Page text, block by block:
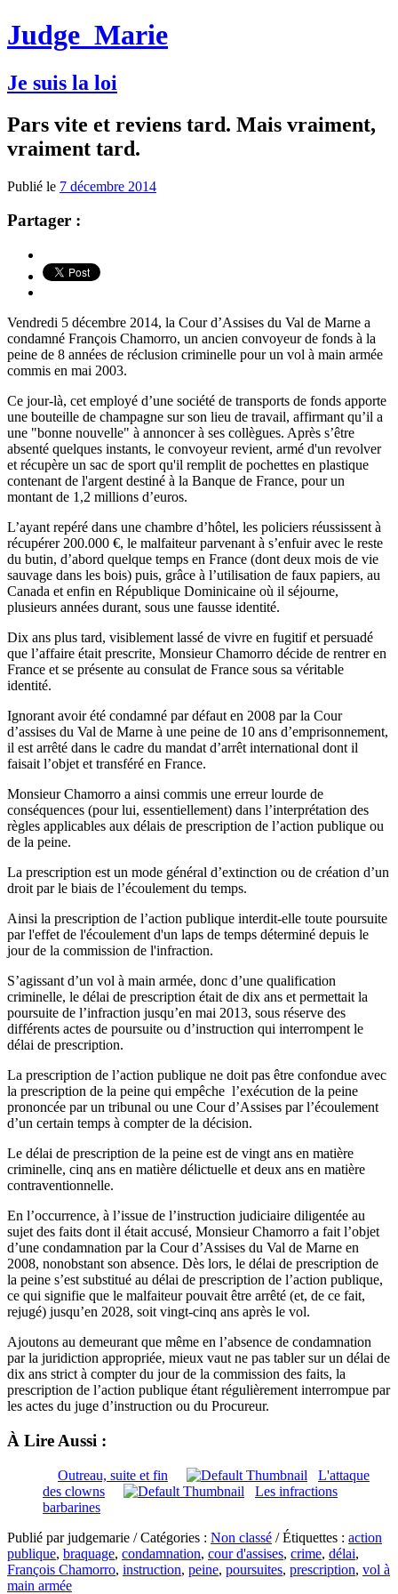
Judge Marie
Je suis la loi
Pars vite et reviens tard. Mais vraiment,
vraiment tard.
Publié le 7 décembre 2014
Partager :
Vendredi 5 décembre 2014, la Cour d’Assises du Val de Marne a
condamné François Chamorro, un ancien convoyeur de fonds à la
peine de 8 années de réclusion criminelle pour un vol à main armée
commis en mai 2003.
Ce jour-là, cet employé d’une société de transports de fonds apporte
une bouteille de champagne sur son lieu de travail, affirmant qu’il a
une "bonne nouvelle" à annoncer à ses collègues. Après s’être
absenté quelques instants, le convoyeur revient, armé d'un revolver
et récupère un sac de sport qu'il remplit de pochettes en plastique
contenant de l'argent destiné à la Banque de France, pour un
montant de 1,2 millions d’euros.
L’ayant repéré dans une chambre d’hôtel, les policiers réussissent à
récupérer 200.000 €, le malfaiteur parvenant à s’enfuir avec le reste
du butin, d’abord quelque temps en France (dont deux mois de vie
sauvage dans les bois) puis, grâce à l’utilisation de faux papiers, au
Canada et enfin en République Dominicaine où il séjourne,
plusieurs années durant, sous une fausse identité.
Dix ans plus tard, visiblement lassé de vivre en fugitif et persuadé
que l’affaire était prescrite, Monsieur Chamorro décide de rentrer en
France et se présente au consulat de France sous sa véritable
identité.
Ignorant avoir été condamné par défaut en 2008 par la Cour
d’assises du Val de Marne à une peine de 10 ans d’emprisonnement,
il est arrêté dans le cadre du mandat d’arrêt international dont il
faisait l’objet et transféré en France.
Monsieur Chamorro a ainsi commis une erreur lourde de
conséquences (pour lui, essentiellement) dans l’interprétation des
règles applicables aux délais de prescription de l’action publique ou
de la peine.
La prescription est un mode général d’extinction ou de création d’un
droit par le biais de l’écoulement du temps.
Ainsi la prescription de l’action publique interdit-elle toute poursuite
par l'effet de l'écoulement d'un laps de temps déterminé depuis le
jour de la commission de l'infraction.
S’agissant d’un vol à main armée, donc d’une qualification
criminelle, le délai de prescription était de dix ans et permettait la
poursuite de l’infraction jusqu’en mai 2013, sous réserve des
différents actes de poursuite ou d’instruction qui interrompent le
délai de prescription.
La prescription de l’action publique ne doit pas être confondue avec
la prescription de la peine qui empêche l’exécution de la peine
prononcée par un tribunal ou une Cour d’Assises par l’écoulement
d’un certain temps à compter de la décision.
Le délai de prescription de la peine est de vingt ans en matière
criminelle, cinq ans en matière délictuelle et deux ans en matière
contraventionnelle.
En l’occurrence, à l’issue de l’instruction judiciaire diligentée au
sujet des faits dont il était accusé, Monsieur Chamorro a fait l’objet
d’une condamnation par la Cour d’Assises du Val de Marne en
2008, nonobstant son absence. Dès lors, le délai de prescription de
la peine s’est substitué au délai de prescription de l’action publique,
ce qui signifie que le malfaiteur pouvait être arrêté (et, de ce fait,
rejugé) jusqu’en 2028, soit vingt-cinq ans après le vol.
Ajoutons au demeurant que même en l’absence de condamnation
par la juridiction appropriée, mieux vaut ne pas tabler sur un délai de
dix ans strict à compter du jour de la commission des faits, la
prescription de l’action publique étant régulièrement interrompue par
les actes du juge d’instruction ou du Procureur.
À Lire Aussi :
Outreau, suite et fin
L'attaque
des clowns
Les infractions
barbarines
Publié par judgemarie / Catégories : Non classé / Étiquettes : action
publique, braquage, condamnation, cour d'assises, crime, délai,
François Chamorro, instruction, peine, poursuites, prescription, vol à
main armée